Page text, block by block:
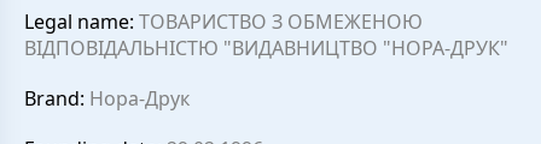
Legal name: ТОВАРИСТВО З ОБМЕЖЕНОЮ
ВІДПОВІДАЛЬНІСТЮ "ВИДАВНИЦТВО "НОРА-ДРУК"
Brand: Нора-Друк